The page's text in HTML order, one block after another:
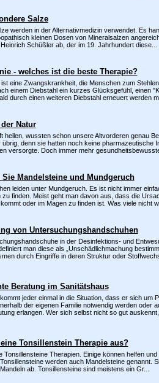
Salze
werden in der Alternativmedizin verwendet. Es
kleinen Dosen von Mineralsalzen
Schüßler ab, der im 19. Jahrhundert diese...
- welches ist die beste Therapie?
eine Zwangskrankheit, die Menschen zum
einem Diebstahl ein kurzes Glücksgefühl, einen
durch einen weiteren Diebstahl erneuert werden
Natur
heilen, wussten schon unsere Altvorderen genau
übrig, denn sie hatten noch keine pharmazeutische
versorgte. Doch immer mehr
Sie Mandelsteine und Mundgeruch
leiden unter Mundgeruch. Es ist nicht immer
zu finden. Meist geht man davon aus, dass die
oder im Magen zu finden ist. Was viele nicht
von Untersuchungshandschuhen
in der Desinfektions- und
man diese als „Unschädlichmachung
durch Eingriffe in deren Struktur oder
Beratung im Sanitätshaus
jeder einmal in die Situation, dass er sich um
der eigenen Familie notwendig werden oder
erlangen. Wer sich selbst nicht so gut auskennt,
Tonsillenstein Therapie aus?
Tonsillensteine Therapien. Einige können helfen
werden auch Mandelsteine genannt.
ab. Tonsillensteine sind meistens ein Gr...